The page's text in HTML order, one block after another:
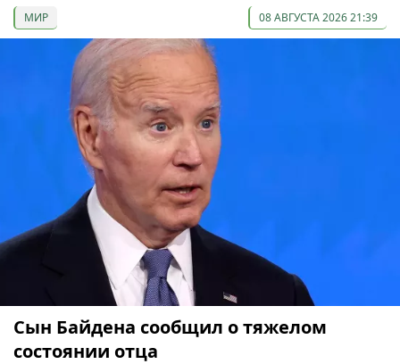
МИР 08 АВГУСТА 2026 21:39
Сын Байдена сообщил о тяжелом
состоянии отца